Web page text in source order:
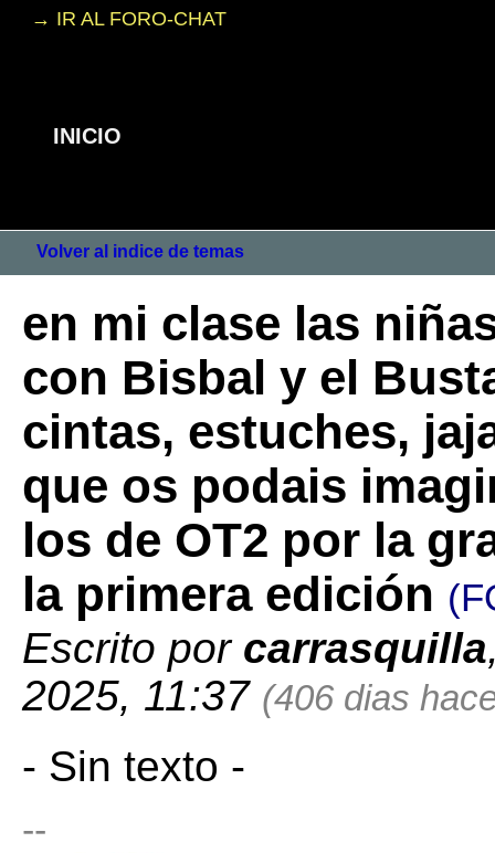
→ IR AL FORO-CHAT
INICIO
Volver al indice de temas
en mi clase las
con Bisbal y el
cintas, estuches,
que os podais
los de OT2 por la
la primera edición
Escrito por carrasquilla
2025, 11:37 (406 dias
- Sin texto -
--